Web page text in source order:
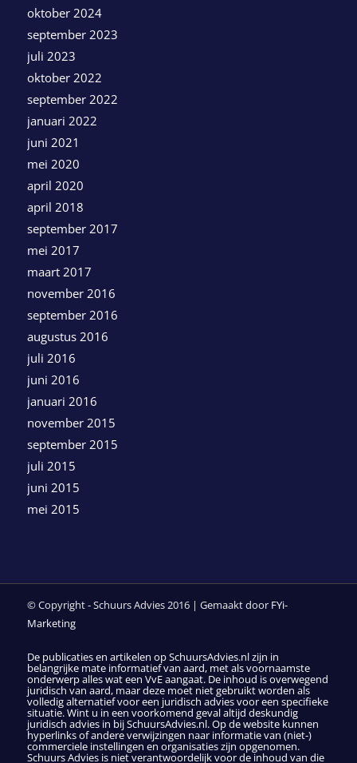
oktober 2024
september 2023
juli 2023
oktober 2022
september 2022
januari 2022
juni 2021
mei 2020
april 2020
april 2018
september 2017
mei 2017
maart 2017
november 2016
september 2016
augustus 2016
juli 2016
juni 2016
januari 2016
november 2015
september 2015
juli 2015
juni 2015
mei 2015
© Copyright - Schuurs Advies 2016 | Gemaakt door FYi-
Marketing
De publicaties en artikelen op SchuursAdvies.nl zijn in
belangrijke mate informatief van aard, met als voornaamste
onderwerp alles wat een VvE aangaat. De inhoud is overwegend
juridisch van aard, maar deze moet niet gebruikt worden als
volledig alternatief voor een juridisch advies voor een specifieke
situatie. Wint u in een voorkomend geval altijd deskundig
juridisch advies in bij SchuursAdvies.nl. Op de website kunnen
hyperlinks of andere verwijzingen naar informatie van (niet-)
commerciele instellingen en organisaties zijn opgenomen.
Schuurs Advies is niet verantwoordelijk voor de inhoud van die